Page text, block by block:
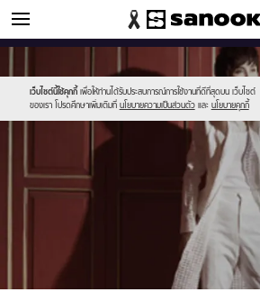
ข่าวบันเทิง
เว็บไซต์นี้ใช้คุกกี้ เพื่อให้ท่านได้รับประสบการณ์การใช้งานที่ดีที่สุดบน เว็บไซต์
ของเรา โปรดศึกษาเพิ่มเติมที่ นโยบายความเป็นส่วนตัว และ นโยบายคุกกี้
new-
sanook.png
//s.isanook.com/ns/0/ud/367/1837002/634749-
01.jpg